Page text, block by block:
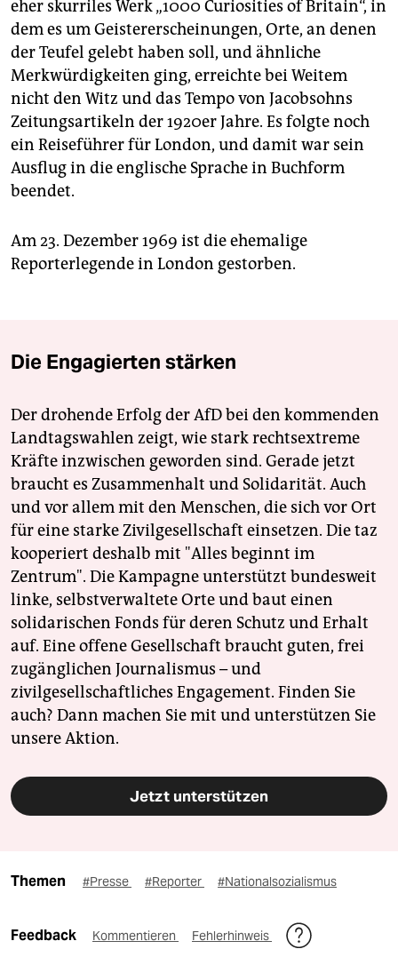
eher skurriles Werk „1000 Curiosities of Britain“, in
dem es um Geistererscheinungen, Orte, an denen
der Teufel gelebt haben soll, und ähnliche
Merkwürdigkeiten ging, erreichte bei Weitem
nicht den Witz und das Tempo von Jacobsohns
Zeitungsartikeln der 1920er Jahre. Es folgte noch
ein Reiseführer für London, und damit war sein
Ausflug in die englische Sprache in Buchform
beendet.
Am 23. Dezember 1969 ist die ehemalige
Reporterlegende in London gestorben.
Die Engagierten stärken
Der drohende Erfolg der AfD bei den kommenden
Landtagswahlen zeigt, wie stark rechtsextreme
Kräfte inzwischen geworden sind. Gerade jetzt
braucht es Zusammenhalt und Solidarität. Auch
und vor allem mit den Menschen, die sich vor Ort
für eine starke Zivilgesellschaft einsetzen. Die taz
kooperiert deshalb mit "Alles beginnt im
Zentrum". Die Kampagne unterstützt bundesweit
linke, selbstverwaltete Orte und baut einen
solidarischen Fonds für deren Schutz und Erhalt
auf. Eine offene Gesellschaft braucht guten, frei
zugänglichen Journalismus – und
zivilgesellschaftliches Engagement. Finden Sie
auch? Dann machen Sie mit und unterstützen Sie
unsere Aktion.
Jetzt unterstützen
Themen #Presse #Reporter #Nationalsozialismus
Feedback Kommentieren Fehlerhinweis